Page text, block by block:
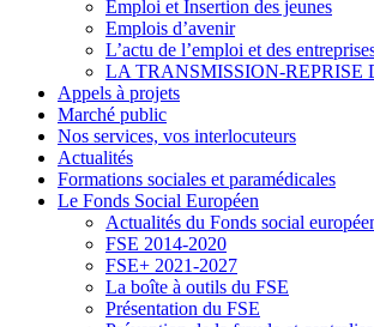
Emploi et Insertion des jeunes
Emplois d’avenir
L’actu de l’emploi et des
LA TRANSMISSION-REPRISE
Appels à projets
Marché public
Nos services, vos interlocuteurs
Actualités
Formations sociales et paramédicales
Le Fonds Social Européen
Actualités du Fonds social
FSE 2014-2020
FSE+ 2021-2027
La boîte à outils du FSE
Présentation du FSE